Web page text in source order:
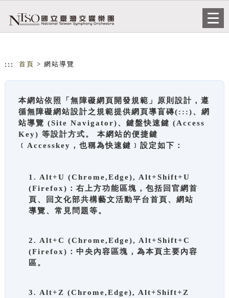
::: 首頁 > 網站導覽
本網站依照「無障礙網頁開發規範」原則設計，遵
循無障礙網站設計之規範提供網頁導盲磚(:::)、網
站導覽 (Site Navigator)、鍵盤快速鍵 (Access
Key) 等設計方式。 本網站的便捷鍵
﹝Accesskey，也稱為快速鍵﹞設定如下：
1. Alt+U (Chrome,Edge), Alt+Shift+U
(Firefox)：右上方功能區塊，包括回官網首
頁、回文化部共構藝文活動平台首頁、網站
導覽、常見問題等。
2. Alt+C (Chrome,Edge), Alt+Shift+C
(Firefox)：中央內容區塊，為本頁主要內容
區。
3. Alt+Z (Chrome,Edge), Alt+Shift+Z